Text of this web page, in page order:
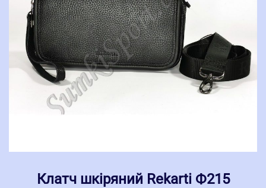
Клатч шкіряний Rekarti Ф215